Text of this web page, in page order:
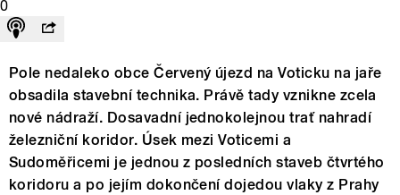
0
Pole nedaleko obce Červený újezd na Voticku na jaře
obsadila stavební technika. Právě tady vznikne zcela
nové nádraží. Dosavadní jednokolejnou trať nahradí
železniční koridor. Úsek mezi Voticemi a
Sudoměřicemi je jednou z posledních staveb čtvrtého
koridoru a po jejím dokončení dojedou vlaky z Prahy